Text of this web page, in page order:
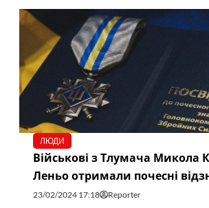
ЛЮДИ
Військові з Тлумача Микола
Леньо отримали почесні
23/02/2024 17:18 Reporter